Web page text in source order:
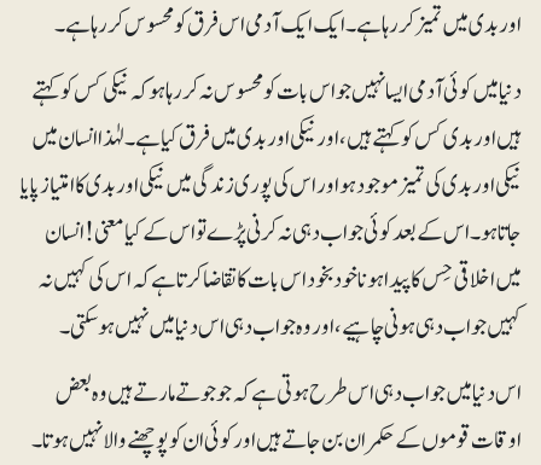
اور بدی میں تمیز کر رہا ہے۔ ایک ایک آدمی اس فرق کو محسوس کر رہا ہے۔
دنیا میں کوئی آدمی ایسا نہیں جو اس بات کو محسوس نہ کر رہا ہو کہ نیکی کس کو کہتے
ہیں اور بدی کس کو کہتے ہیں، اور نیکی اور بدی میں فرق کیا ہے۔ لہٰذا انسان میں
نیکی اور بدی کی تمیز موجود ہو اور اس کی پوری زندگی میں نیکی اور بدی کا امتیاز پایا
جاتا ہو۔ اس کے بعد کوئی جواب دہی نہ کرنی پڑے تو اس کے کیا معنی! انسان
میں اخلاقی حِس کا پیدا ہونا خود بخود اس بات کا تقاضا کرتا ہے کہ اس کی کہیں نہ
کہیں جواب دہی ہونی چاہیے، اور وہ جواب دہی اس دنیا میں نہیں ہوسکتی۔
اس دنیا میں جواب دہی اس طرح ہوتی ہے کہ جو جوتے مارتے ہیں وہ بعض
اوقات قوموں کے حکمران بن جاتے ہیں اور کوئی ان کو پوچھنے والا نہیں ہوتا۔